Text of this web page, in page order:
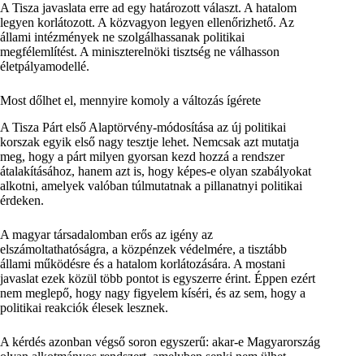
A Tisza javaslata erre ad egy határozott választ. A hatalom
legyen korlátozott. A közvagyon legyen ellenőrizhető. Az
állami intézmények ne szolgálhassanak politikai
megfélemlítést. A miniszterelnöki tisztség ne válhasson
életpályamodellé.
Most dőlhet el, mennyire komoly a változás ígérete
A Tisza Párt első Alaptörvény-módosítása az új politikai
korszak egyik első nagy tesztje lehet. Nemcsak azt mutatja
meg, hogy a párt milyen gyorsan kezd hozzá a rendszer
átalakításához, hanem azt is, hogy képes-e olyan szabályokat
alkotni, amelyek valóban túlmutatnak a pillanatnyi politikai
érdeken.
A magyar társadalomban erős az igény az
elszámoltathatóságra, a közpénzek védelmére, a tisztább
állami működésre és a hatalom korlátozására. A mostani
javaslat ezek közül több pontot is egyszerre érint. Éppen ezért
nem meglepő, hogy nagy figyelem kíséri, és az sem, hogy a
politikai reakciók élesek lesznek.
A kérdés azonban végső soron egyszerű: akar-e Magyarország